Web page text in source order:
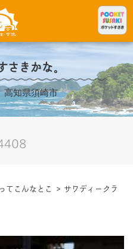
きかな。
高知県須崎市
てこんなとこ > サワディークラ